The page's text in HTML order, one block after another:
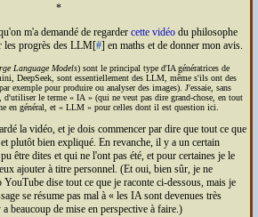
*
m'a demandé de regarder cette vidéodu philosophe
progrès des LLM[#] en maths et de donner mon avis.
Language Models) sont le principal type d'IAgénératrices de
DeepSeek, sont essentiellement des LLM, même s'ils ont des
par exemple pour produire ou analyser des images). J'essaie, sans
d'utiliser le terme
IA
(qui ne veut pas dire grand-chose, en tout
en général, et
LLM pour celles dont il est question ici.
la vidéo, et je dois commencer par dire que tout ce que
plutôt bien expliqué. En revanche, il y a un certain
être dites et qui ne l'ont pas été, et pour certaines je le
ajouter à titre personnel. (Et oui, bien sûr, je ne
YouTube dise tout ce que je raconte ci-dessous, mais je
se résume pas mal à
les IAsont devenues très
beaucoup de mise en perspective à faire.)